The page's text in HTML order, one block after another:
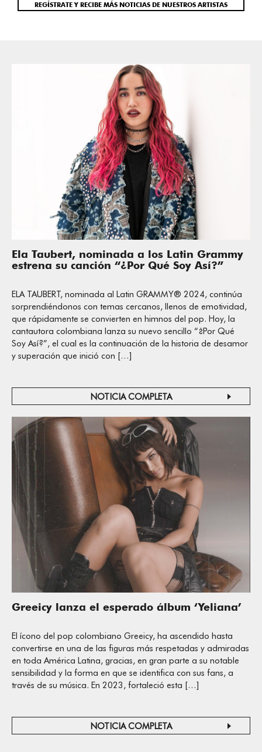
REGÍSTRATE Y RECIBE MÁS NOTICIAS DE NUESTROS ARTISTAS
Ela Taubert, nominada a los Latin Grammy
estrena su canción “¿Por Qué Soy Así?”
ELA TAUBERT, nominada al Latin GRAMMY® 2024, continúa
sorprendiéndonos con temas cercanos, llenos de emotividad,
que rápidamente se convierten en himnos del pop. Hoy, la
cantautora colombiana lanza su nuevo sencillo “¿Por Qué
Soy Así?”, el cual es la continuación de la historia de desamor
y superación que inició con […]
NOTICIA COMPLETA
Greeicy lanza el esperado álbum ‘Yeliana’
El ícono del pop colombiano Greeicy, ha ascendido hasta
convertirse en una de las figuras más respetadas y admiradas
en toda América Latina, gracias, en gran parte a su notable
sensibilidad y la forma en que se identifica con sus fans, a
través de su música. En 2023, fortaleció esta […]
NOTICIA COMPLETA